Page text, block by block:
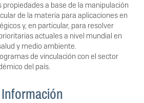
propiedades a base de la manipulación
de la materia para aplicaciones en
y, en particular, para resolver
actuales a nivel mundial en
y medio ambiente.
de vinculación con el sector
del país.